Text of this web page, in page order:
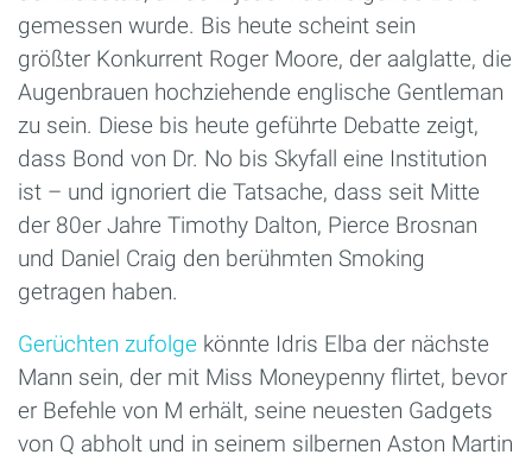
gemessen wurde. Bis heute scheint sein
größter Konkurrent Roger Moore, der aalglatte, die
Augenbrauen hochziehende englische Gentleman
zu sein. Diese bis heute geführte Debatte zeigt,
dass Bond von Dr. No bis Skyfall eine Institution
ist – und ignoriert die Tatsache, dass seit Mitte
der 80er Jahre Timothy Dalton, Pierce Brosnan
und Daniel Craig den berühmten Smoking
getragen haben.
Gerüchten zufolge könnte Idris Elba der nächste
Mann sein, der mit Miss Moneypenny flirtet, bevor
er Befehle von M erhält, seine neuesten Gadgets
von Q abholt und in seinem silbernen Aston Martin